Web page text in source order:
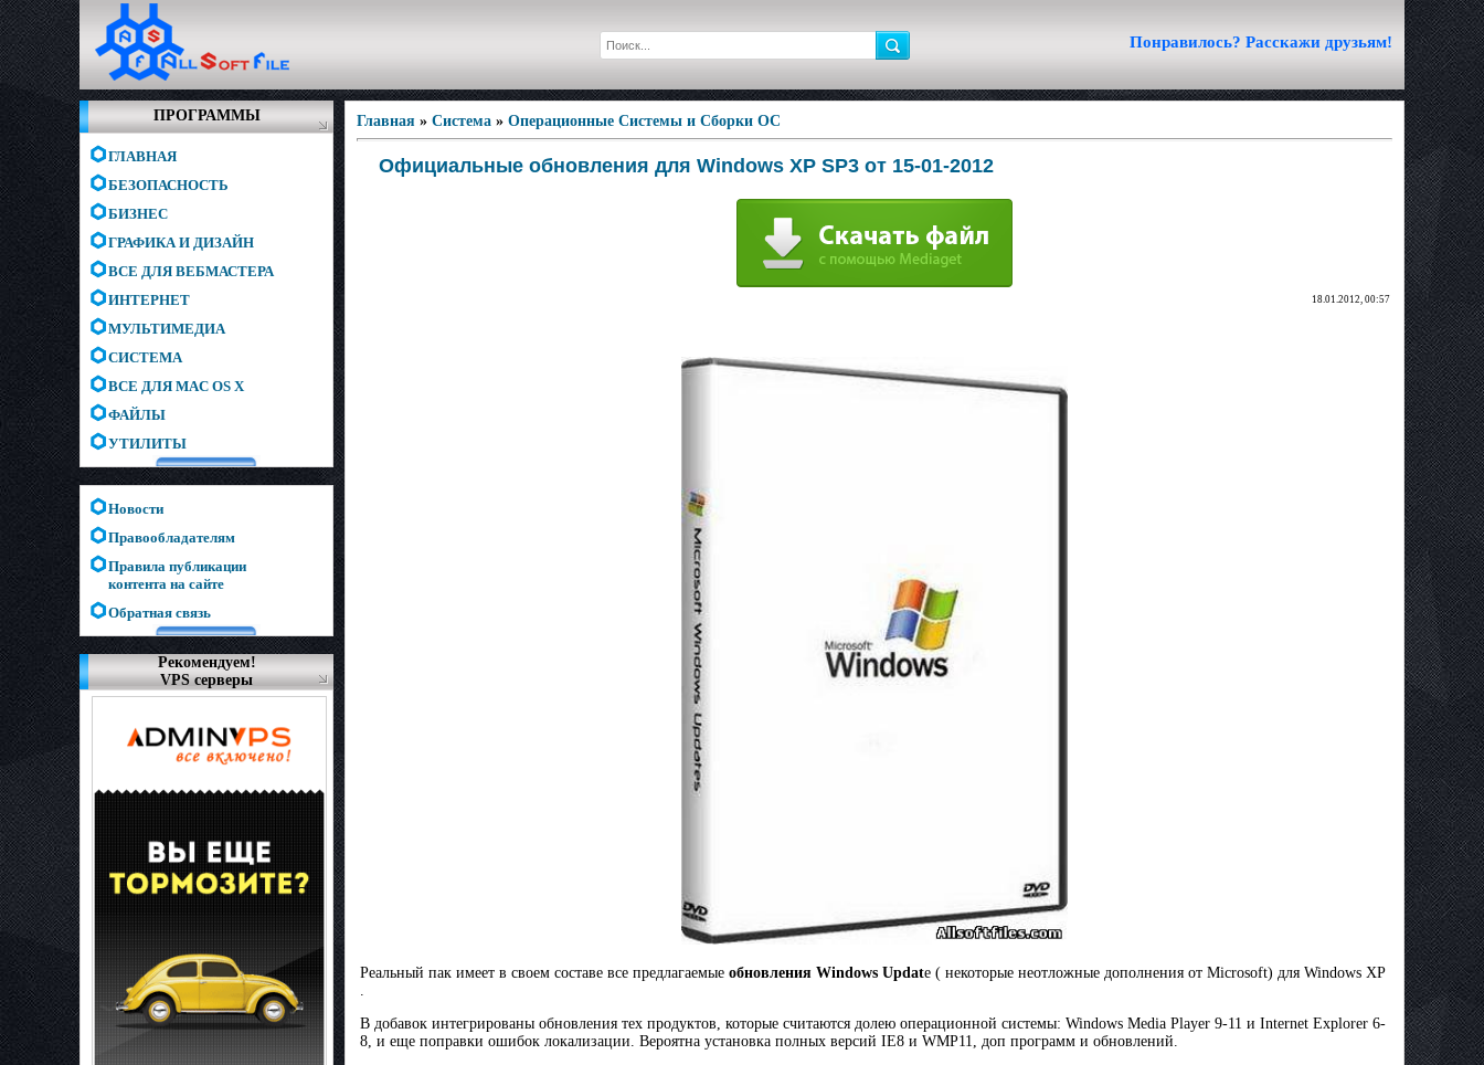
Понравилось? Расскажи друзьям!
ПРОГРАММЫ
ГЛАВНАЯ
БЕЗОПАСНОСТЬ
БИЗНЕС
ГРАФИКА И ДИЗАЙН
ВСЕ ДЛЯ ВЕБМАСТЕРА
ИНТЕРНЕТ
МУЛЬТИМЕДИА
СИСТЕМА
ВСЕ ДЛЯ MAC OS X
ФАЙЛЫ
УТИЛИТЫ
Новости
Правообладателям
Правила публикации
контента на сайте
Обратная связь
Рекомендуем!
VPS серверы
Главная » Система » Операционные Системы и Сборки ОС
Официальные обновления для Windows XP SP3 от 15-01-2012
18.01.2012, 00:57
Реальный пак имеет в своем составе все предлагаемые обновления Windows Update ( некоторые неотложные дополнения от Microsoft) для Windows XP
.
В добавок интегрированы обновления тех продуктов, которые считаются долею операционной системы: Windows Media Player 9-11 и Internet Explorer 6-
8, и еще поправки ошибок локализации. Вероятна установка полных версий IE8 и WMP11, доп программ и обновлений.